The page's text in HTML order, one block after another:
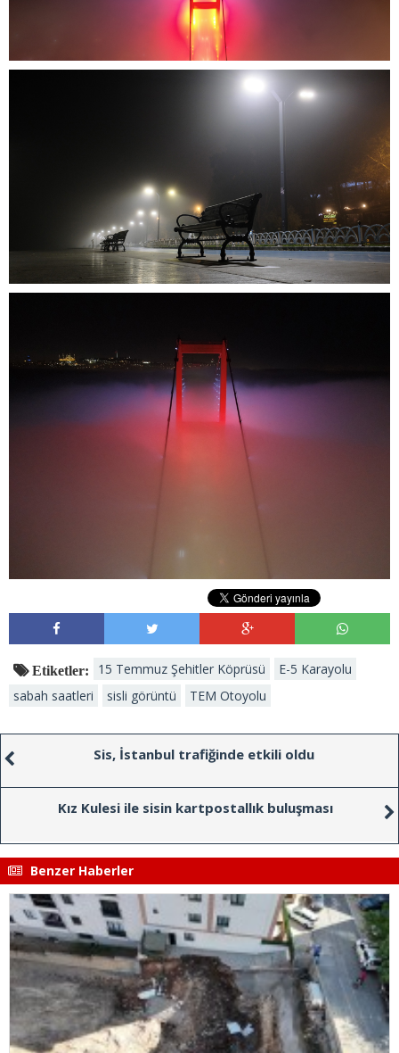
Etiketler: 15 Temmuz Şehitler Köprüsü
E-5 Karayolu
sabah saatleri
sisli görüntü TEM Otoyolu
Sis, İstanbul trafiğinde etkili oldu
Kız Kulesi ile sisin kartpostallık buluşması
Benzer Haberler